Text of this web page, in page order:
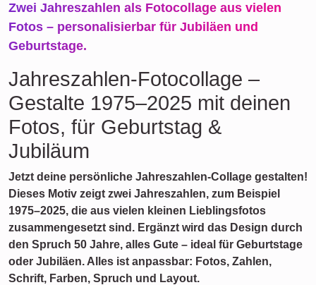
Zwei Jahreszahlen als Fotocollage aus vielen
Fotos – personalisierbar für Jubiläen und
Geburtstage.
Jahreszahlen-Fotocollage –
Gestalte 1975–2025 mit deinen
Fotos, für Geburtstag &
Jubiläum
Jetzt deine persönliche Jahreszahlen-Collage gestalten!
Dieses Motiv zeigt zwei Jahreszahlen, zum Beispiel
1975–2025, die aus vielen kleinen Lieblingsfotos
zusammengesetzt sind. Ergänzt wird das Design durch
den Spruch 50 Jahre, alles Gute – ideal für Geburtstage
oder Jubiläen. Alles ist anpassbar: Fotos, Zahlen,
Schrift, Farben, Spruch und Layout.